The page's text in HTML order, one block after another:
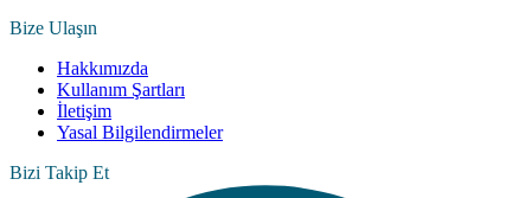
Bize Ulaşın
Hakkımızda
Kullanım Şartları
İletişim
Yasal Bilgilendirmeler
Bizi Takip Et